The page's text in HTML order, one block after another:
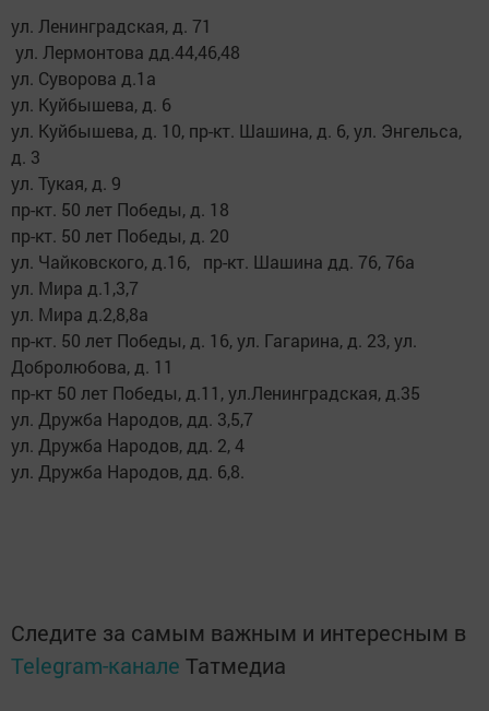
ул. Ленинградская, д. 71
ул. Лермонтова дд.44,46,48
ул. Суворова д.1а
ул. Куйбышева, д. 6
ул. Куйбышева, д. 10, пр-кт. Шашина, д. 6, ул. Энгельса,
д. 3
ул. Тукая, д. 9
пр-кт. 50 лет Победы, д. 18
пр-кт. 50 лет Победы, д. 20
ул. Чайковского, д.16, пр-кт. Шашина дд. 76, 76а
ул. Мира д.1,3,7
ул. Мира д.2,8,8а
пр-кт. 50 лет Победы, д. 16, ул. Гагарина, д. 23, ул.
Добролюбова, д. 11
пр-кт 50 лет Победы, д.11, ул.Ленинградская, д.35
ул. Дружба Народов, дд. 3,5,7
ул. Дружба Народов, дд. 2, 4
ул. Дружба Народов, дд. 6,8.
Следите за самым важным и интересным в
Telegram-канале Татмедиа